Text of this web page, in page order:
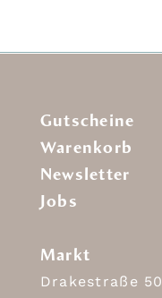
Gutscheine
Warenkorb
Newsletter
Jobs
Markt
Drakestraße 50